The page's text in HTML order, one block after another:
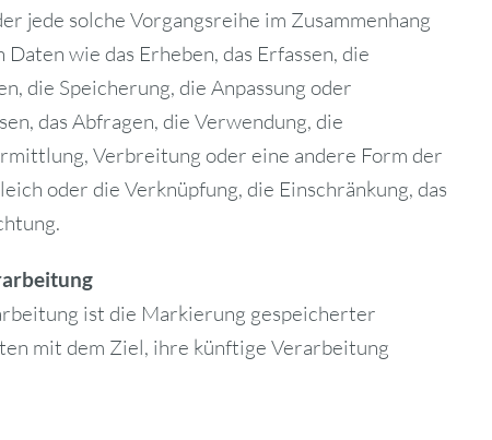
jede solche Vorgangsreihe im Zusammenhang
wie das Erheben, das Erfassen, die
die Speicherung, die Anpassung oder
das Abfragen, die Verwendung, die
Verbreitung oder eine andere Form der
oder die Verknüpfung, die Einschränkung, das
ist die Markierung gespeicherter
mit dem Ziel, ihre künftige Verarbeitung